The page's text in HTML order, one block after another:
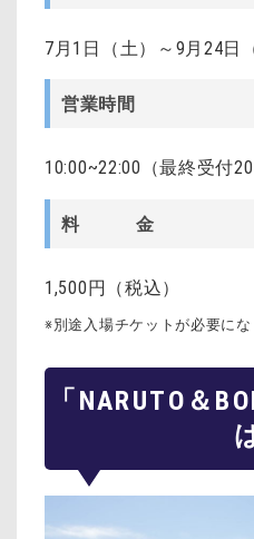
7月1日（土）～9月24日
営業時間
10:00~22:00（最終受付
料 金
1,500円（税込）
※別途入場チケットが必要にな
「NARUTO＆